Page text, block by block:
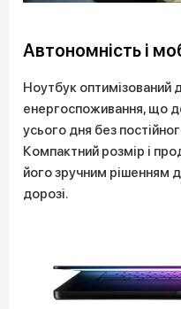
Автономність і
Ноутбук оптимізований
енергоспоживання, що
усього дня без
Компактний розмір і
його зручним рішенням
дорозі.